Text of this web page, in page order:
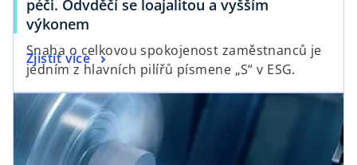
péči. Odvděčí se loajalitou a vyšším
výkonem
Snaha o celkovou spokojenost zaměstnanců je
jedním z hlavních pilířů písmene „S“ v ESG.
Zjistit více